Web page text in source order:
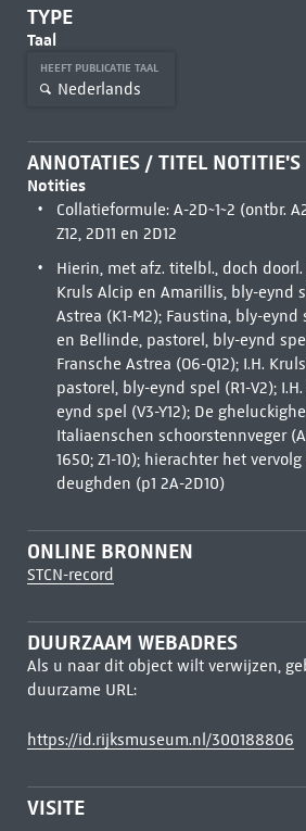
TYPE
Taal
HEEFT PUBLICATIE TAAL
Nederlands
ANNOTATIES / TITEL NOTITIE'S
Notities
Collatieformule: A-2D~1~2 (ontbr. A2,
Z12, 2D11 en 2D12
Hierin, met afz. titelbl., doch doorl.
Kruls Alcip en Amarillis, bly-eynd
Astrea (K1-M2); Faustina, bly-eynd
en Bellinde, pastorel, bly-eynd
Fransche Astrea (O6-Q12); I.H.
pastorel, bly-eynd spel (R1-V2);
eynd spel (V3-Y12); De
Italiaenschen schoorstennveger
1650; Z1-10); hierachter het
deughden (p1 2A-2D10)
ONLINE BRONNEN
STCN-record
DUURZAAM WEBADRES
Als u naar dit object wilt verwijzen,
duurzame URL:
https://id.rijksmuseum.nl/300188806
VISITE